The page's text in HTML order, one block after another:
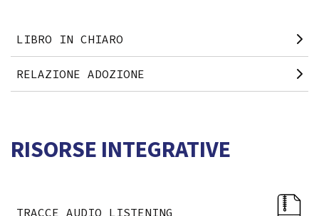
LIBRO IN CHIARO
RELAZIONE ADOZIONE
RISORSE INTEGRATIVE
TRACCE AUDIO LISTENING